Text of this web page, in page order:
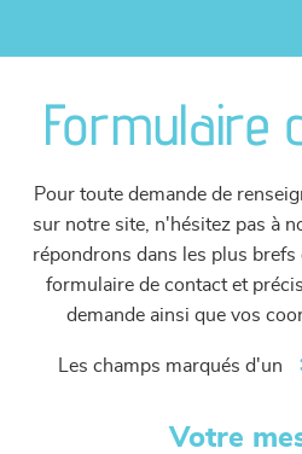
Formulaire
Pour toute demande de
sur notre site, n'hésitez pas à
répondrons dans les plus
formulaire de contact et
demande ainsi que vos
Les champs marqués d'un
Votre